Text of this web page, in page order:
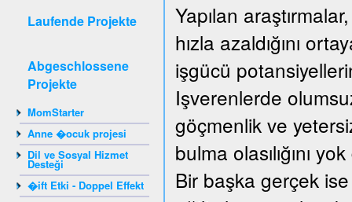
Laufende Projekte
Abgeschlossene
Projekte
MomStarter
Anne �ocuk projesi
Dil ve Sosyal Hizmet
Desteği
�ift Etki - Doppel Effekt
Yapılan
hızla azaldığını
işgücü
Işverenlerde
göçmenlik ve
bulma olasılığını
Bir başka gerçek